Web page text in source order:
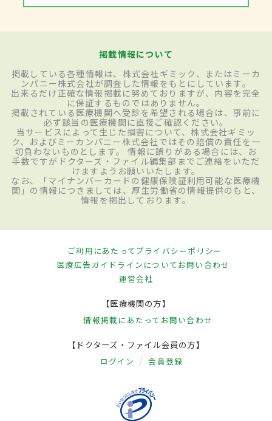
掲載情報について
掲載している各種情報は、株式会社ギミック、またはミーカ
ンパニー株式会社が調査した情報をもとにしています。
出来るだけ正確な情報掲載に努めておりますが、内容を完全
に保証するものではありません。
掲載されている医療機関へ受診を希望される場合は、事前に
必ず該当の医療機関に直接ご確認ください。
当サービスによって生じた損害について、株式会社ギミッ
ク、およびミーカンパニー株式会社ではその賠償の責任を一
切負わないものとします。 情報に誤りがある場合には、お
手数ですがドクターズ・ファイル編集部までご連絡をいただ
けますようお願いいたします。
なお、「マイナンバーカードの健康保険証利用可能な医療機
関」の情報につきましては、厚生労働省の情報提供のもと、
情報を掲出しております。
ご利用にあたってプライバシーポリシー
医療広告ガイドラインについてお問い合わせ
運営会社
【医療機関の方】
情報掲載にあたって お問い合わせ
【ドクターズ・ファイル会員の方】
ログイン 会員登録